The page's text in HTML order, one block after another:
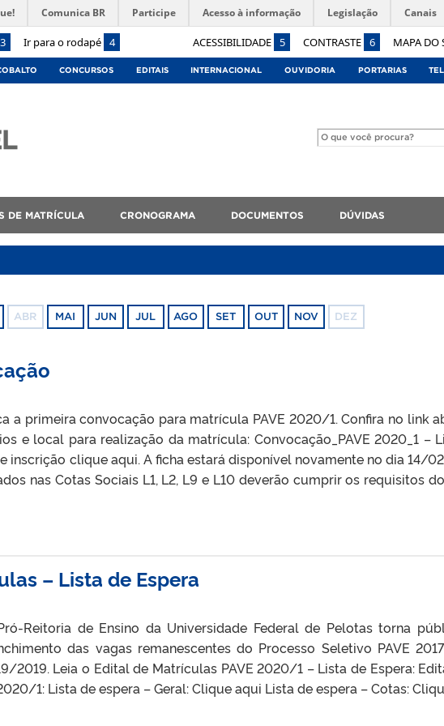
3 Ir para o rodapé 4 ACESSIBILIDADE 5 CONTRASTE 6 MAPA DO
Comunica BR Participe Acesso à informação Legislação Canais
CONCURSOS EDITAIS INTERNACIONAL OUVIDORIA PORTARIAS
DE MATRÍCULA CRONOGRAMA DOCUMENTOS DÚVIDAS
ABR MAI JUN JUL AGO SET OUT NOV DEZ
a primeira convocação para matrícula PAVE 2020/1. Confira no link
e local para realização da matrícula: Convocação_PAVE 2020_1 –
inscrição clique aqui. A ficha estará disponível novamente no dia 14/
nas Cotas Sociais L1, L2, L9 e L10 deverão cumprir os requisitos
– Lista de Espera
Reitoria de Ensino da Universidade Federal de Pelotas torna
das vagas remanescentes do Processo Seletivo PAVE
2019. Leia o Edital de Matrículas PAVE 2020/1 – Lista de Espera:
1: Lista de espera – Geral: Clique aqui Lista de espera – Cotas: